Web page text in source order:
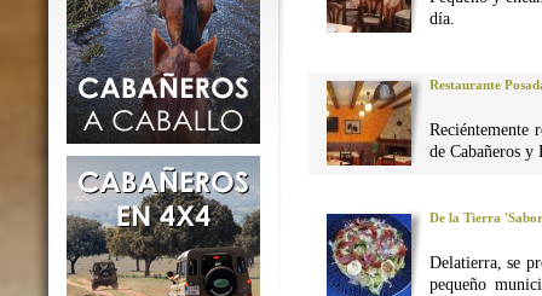
día.
Restaurante
Reciéntemente
de Cabañeros y
De la Tierra
Delatierra, se
pequeño